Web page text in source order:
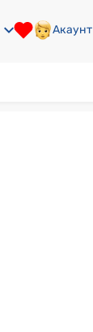
Акаунт